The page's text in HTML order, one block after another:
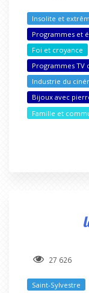
Insolite et
Programmes et
Foi et croyance
Programmes TV
Industrie du
Bijoux avec
Famille et
27 626
Saint-Sylvestre